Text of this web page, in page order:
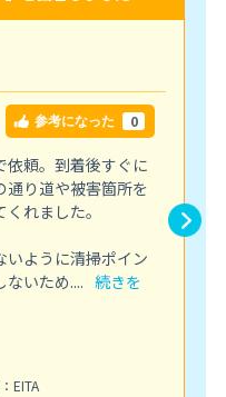
参考になった 0
依頼。到着後すぐに
通り道や被害箇所を
れました。
いように清掃ポイン
ないため.... 続きを
EITA